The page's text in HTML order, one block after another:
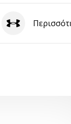
Under Armour